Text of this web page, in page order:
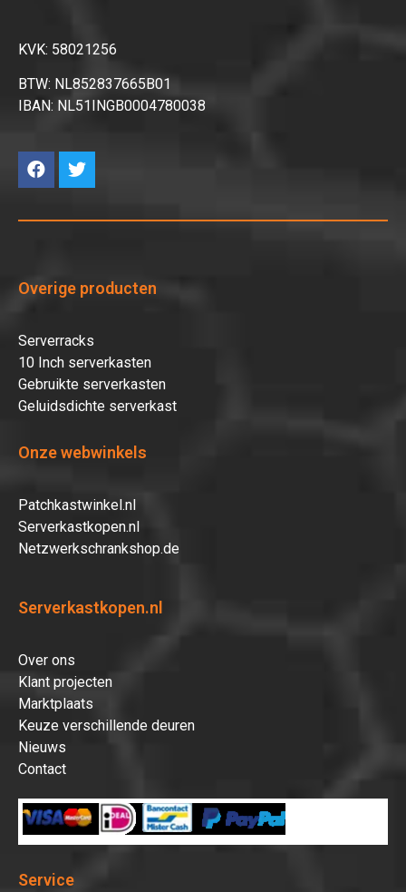
KVK: 58021256
BTW: NL852837665B01
IBAN: NL51INGB0004780038
Overige producten
Serverracks
10 Inch serverkasten
Gebruikte serverkasten
Geluidsdichte serverkast
Onze webwinkels
Patchkastwinkel.nl
Serverkastkopen.nl
Netzwerkschrankshop.de
Serverkastkopen.nl
Over ons
Klant projecten
Marktplaats
Keuze verschillende deuren
Nieuws
Contact
Service